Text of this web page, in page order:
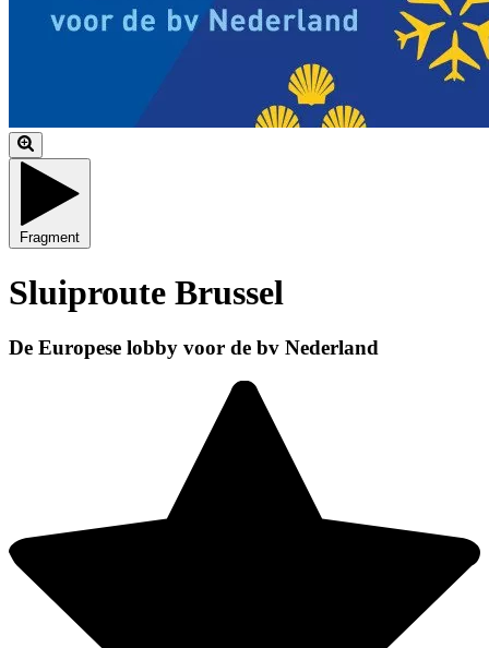
Fragment
Sluiproute Brussel
De Europese lobby voor de bv Nederland